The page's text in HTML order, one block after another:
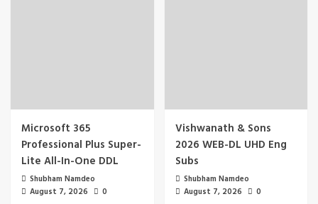
Microsoft 365
Professional Plus Super-
Lite All-In-One DDL
Shubham Namdeo
August 7, 2026
0
Vishwanath & Sons
2026 WEB-DL UHD Eng
Subs
Shubham Namdeo
August 7, 2026
0